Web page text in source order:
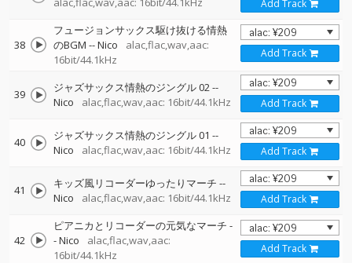
Add Track
38
フュージョンサックス駆け抜ける情熱
のBGM --Nico
alac,flac,wav,aac:
16bit/44.1kHz
Add Track
39 ジャズサックス情熱のジングル 02--
Nico
alac,flac,wav,aac: 16bit/44.1kHz Add Track
40 ジャズサックス情熱のジングル 01 --
Nico
alac,flac,wav,aac: 16bit/44.1kHz Add Track
41 キッズ風リコーダーゆったりマーチ --
Nico
alac,flac,wav,aac: 16bit/44.1kHz Add Track
42
ピアニカとリコーダーの元気なマーチ -
-Nico
alac,flac,wav,aac:
16bit/44.1kHz
Add Track